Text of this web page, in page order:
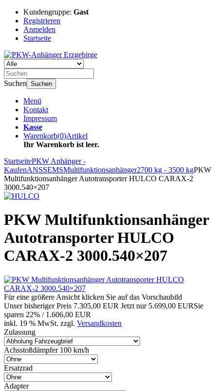
Kundengruppe: Gast
Registrieren
Anmelden
Startseite
Suchen Suchen
Menü
Kontakt
Impressum
Kasse
Warenkorb(0)Artikel
Ihr Warenkorb ist leer.
StartseitePKW Anhänger -
KaufenANSSEMSMultifunktionsanhänger2700 kg - 3500 kgPKW
Multifunktionsanhänger Autotransporter HULCO CARAX-2
3000.540×207
PKW Multifunktionsanhänger
Autotransporter HULCO
CARAX-2 3000.540×207
Für eine größere Ansicht klicken Sie auf das Vorschaubild
Unser bisheriger Preis 7.305,00 EUR Jetzt nur 5.699,00 EURSie
sparen 22% / 1.606,00 EUR
inkl. 19 % MwSt. zzgl. Versandkosten
Zulassung
Achsstoßdämpfer 100 km/h
Ersatzrad
Adapter